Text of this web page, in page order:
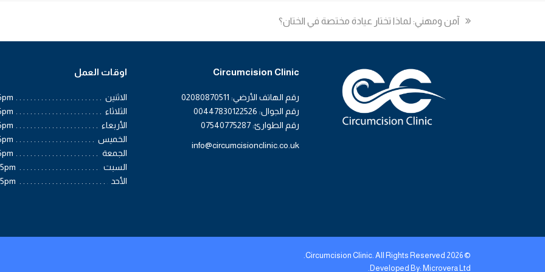
previous
آمن ومهني: لماذا تختار عيادة مختصة في الختان؟
Circumcision Clinic
رقم الهاتف الأرضي: 02080870511
رقم الجوال: 00447830122526
رقم الطوارئ: 07540775287
info@circumcisionclinic.co.uk
اوقات العمل
الاثنين
الثلاثاء
الأربعاء
الخميس
الجمعة
السبت
الأحد
© 2026 Circumcision Clinic. All Rights Reserved.
Developed By: Microvera Ltd.